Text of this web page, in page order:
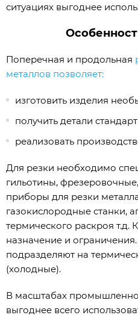
ситуациях выгоднее
Поперечная и продольная
металлов позволяет:
изготовить изделия
получить детали
реализовать
Для резки необходимо
гильотины,
приборы для резки
газокислородные станки,
термического раскроя
назначение и
подразделяют на
(холодные).
В масштабах
выгоднее всего